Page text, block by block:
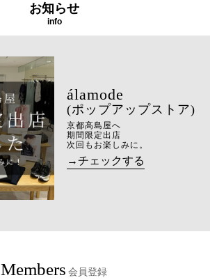
お知らせ
info
(ポップアップストア)
京都高島屋へ
期間限定出店
次回もお楽しみに。
→チェックする
Members 会員登録